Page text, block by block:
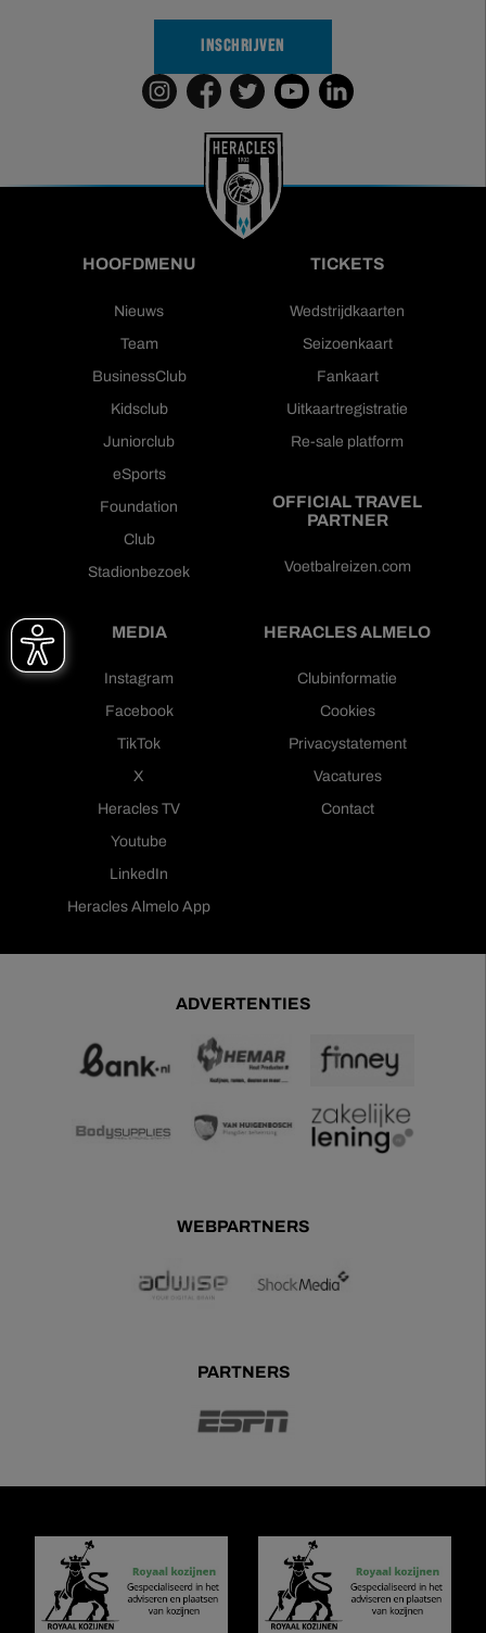
INSCHRIJVEN
HOOFDMENU
Nieuws
Team
BusinessClub
Kidsclub
Juniorclub
eSports
Foundation
Club
Stadionbezoek
TICKETS
Wedstrijdkaarten
Seizoenkaart
Fankaart
Uitkaartregistratie
Re-sale platform
OFFICIAL TRAVEL
PARTNER
Voetbalreizen.com
MEDIA
Instagram
Facebook
TikTok
X
Heracles TV
Youtube
LinkedIn
Heracles Almelo App
HERACLES ALMELO
Clubinformatie
Cookies
Privacystatement
Vacatures
Contact
ADVERTENTIES
WEBPARTNERS
PARTNERS